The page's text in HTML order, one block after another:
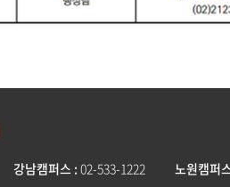
강남캠퍼스 02-533-1222 노원캠퍼